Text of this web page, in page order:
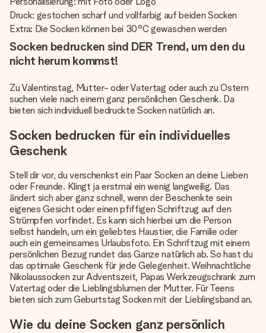
Druck: gestochen scharf und vollfarbig auf beiden Socken
Extra: Die Socken können bei 30°C gewaschen werden
Socken bedrucken sind DER Trend, um den du
nicht herum kommst!
Zu Valentinstag, Mutter- oder Vatertag oder auch zu Ostern
suchen viele nach einem ganz persönlichen Geschenk. Da
bieten sich individuell bedruckte Socken natürlich an.
Socken bedrucken für ein individuelles
Geschenk
Stell dir vor, du verschenkst ein Paar Socken an deine Lieben
oder Freunde. Klingt ja erstmal ein wenig langweilig. Das
ändert sich aber ganz schnell, wenn der Beschenkte sein
eigenes Gesicht oder einen pfiffigen Schriftzug auf den
Strümpfen vorfindet. Es kann sich hierbei um die Person
selbst handeln, um ein geliebtes Haustier, die Familie oder
auch ein gemeinsames Urlaubsfoto. Ein Schriftzug mit einem
persönlichen Bezug rundet das Ganze natürlich ab. So hast du
das optimale Geschenk für jede Gelegenheit. Weihnachtliche
Nikolaussocken zur Adventszeit, Papas Werkzeugschrank zum
Vatertag oder die Lieblingsblumen der Mutter. Für Teens
bieten sich zum Geburtstag Socken mit der Lieblingsband an.
Wie du deine Socken ganz persönlich